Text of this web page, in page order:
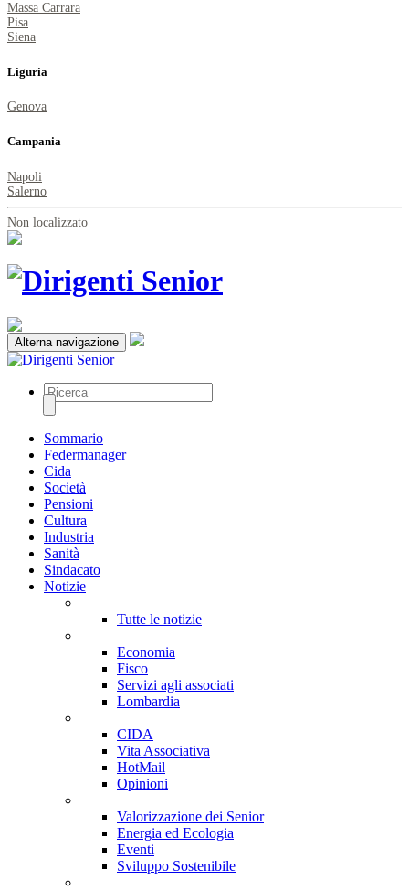
Massa Carrara
Pisa
Siena
Liguria
Genova
Campania
Napoli
Salerno
Non localizzato
Alterna navigazione
Sommario
Federmanager
Cida
Società
Pensioni
Cultura
Industria
Sanità
Sindacato
Notizie
Tutte le notizie
Economia
Fisco
Servizi agli associati
Lombardia
CIDA
Vita Associativa
HotMail
Opinioni
Valorizzazione dei Senior
Energia ed Ecologia
Eventi
Sviluppo Sostenibile